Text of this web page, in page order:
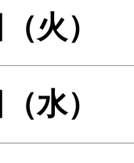
（火）
（水）